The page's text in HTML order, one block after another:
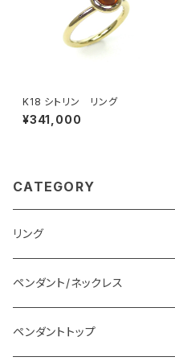
K18 シトリン リング
¥341,000
CATEGORY
リング
ペンダント/ネックレス
ペンダントトップ